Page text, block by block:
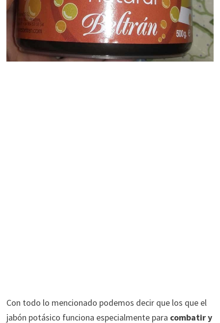
Con todo lo mencionado podemos decir que los que el
jabón potásico funciona especialmente para combatir y